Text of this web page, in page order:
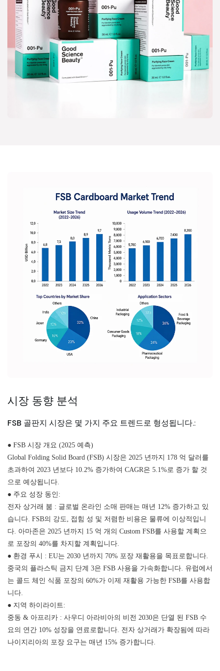
시장 동향 분석
FSB 골판지 시장은 몇 가지 주요 트렌드로 형성됩니다.:
● FSB 시장 개요 (2025 예측)
Global Folding Solid Board (FSB) 시장은 2025 년까지 178 억 달러를
초과하여 2023 년보다 10.2% 증가하여 CAGR은 5.1%로 증가 할 것
으로 예상됩니다.
● 주요 성장 동인:
전자 상거래 붐 : 글로벌 온라인 소매 판매는 매년 12% 증가하고 있
습니다. FSB의 강도, 접힘 성 및 저렴한 비용은 물류에 이상적입니
다. 아마존은 2025 년까지 15 억 개의 Custom FSB를 사용할 계획으
로 포장의 40%를 차지할 계획입니다.
● 환경 푸시 : EU는 2030 년까지 70% 포장 재활용을 목표로합니다.
중국의 플라스틱 금지 단계 3은 FSB 사용을 가속화합니다. 유럽에서
는 콜드 체인 식품 포장의 60%가 이제 재활용 가능한 FSB를 사용합
니다.
● 지역 하이라이트:
중동 & 아프리카 : 사우디 아라비아의 비전 2030은 단열 된 FSB 수
요의 연간 10% 성장을 연료로합니다. 전자 상거래가 확장됨에 따라
나이지리아의 포장 요구는 매년 15% 증가합니다.